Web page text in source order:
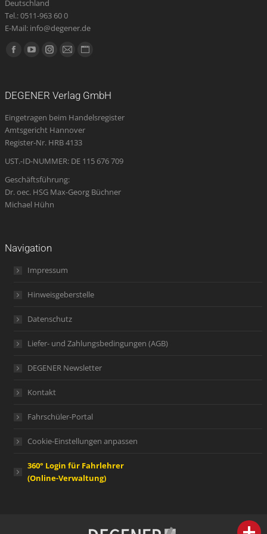
Deutschland
Tel.: 0511-963 60 0
E-Mail: info@degener.de
Finden Sie uns auf:
Facebook
new
window
YouTube
new
window
Instagram
new
window
E-
opens
in
new
Website
new
DEGENER Verlag GmbH
Eingetragen beim Handelsregister
Amtsgericht Hannover
Register-Nr. HRB 4133
UST.-ID-NUMMER: DE 115 676 709
Geschäftsführung:
Dr. oec. HSG Max-Georg Büchner
Michael Hühn
Navigation
Impressum
Hinweisgeberstelle
Datenschutz
Liefer- und Zahlungsbedingungen (AGB)
DEGENER Newsletter
Kontakt
Fahrschüler-Portal
Cookie-Einstellungen anpassen
360° Login für Fahrlehrer
(Online-Verwaltung)
person IHR FACHBERATER